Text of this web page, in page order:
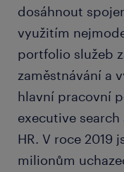
dosáhnout
využitím
portfolio služeb
zaměstnávání a
hlavní pracovní
executive
HR. V roce 2019
milionům